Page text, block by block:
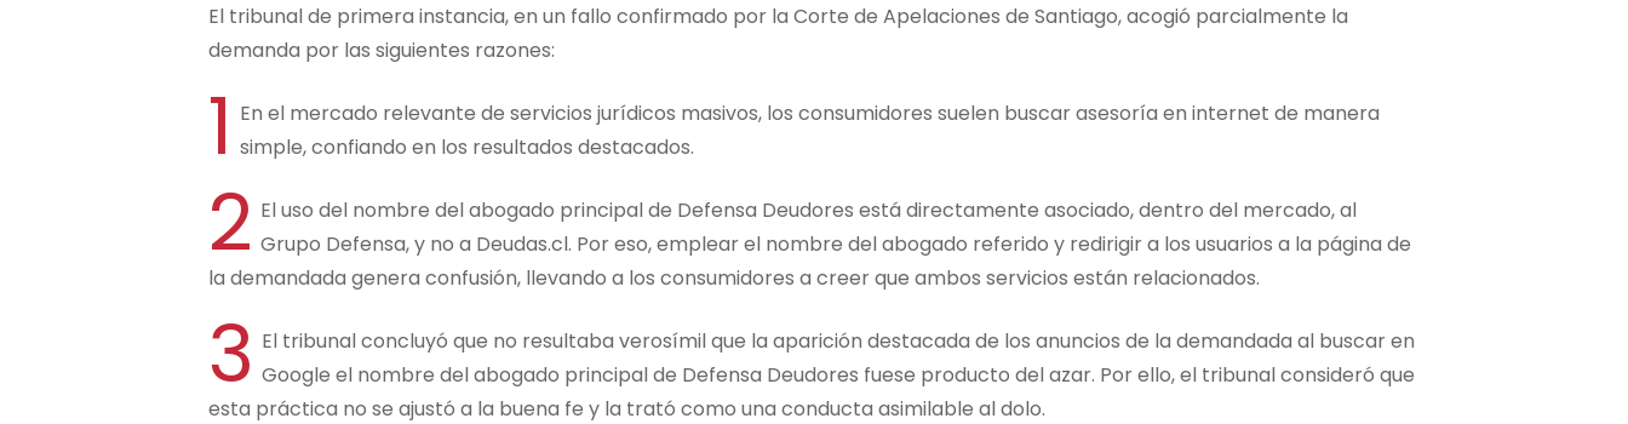
El tribunal de primera instancia, en un fallo confirmado por la Corte de Apelaciones de Santiago, acogió parcialmente la
demanda por las siguientes razones:
1 En el mercado relevante de servicios jurídicos masivos, los consumidores suelen buscar asesoría en internet de manera
simple, confiando en los resultados destacados.
2 El uso del nombre del abogado principal de Defensa Deudores está directamente asociado, dentro del mercado, al
Grupo Defensa, y no a Deudas.cl. Por eso, emplear el nombre del abogado referido y redirigir a los usuarios a la página de
la demandada genera confusión, llevando a los consumidores a creer que ambos servicios están relacionados.
3 El tribunal concluyó que no resultaba verosímil que la aparición destacada de los anuncios de la demandada al buscar en
Google el nombre del abogado principal de Defensa Deudores fuese producto del azar. Por ello, el tribunal consideró que
esta práctica no se ajustó a la buena fe y la trató como una conducta asimilable al dolo.